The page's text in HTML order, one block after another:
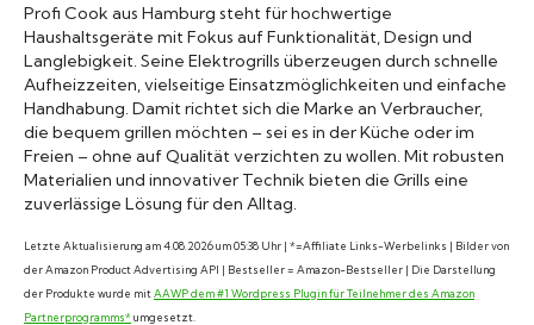
Profi Cook aus Hamburg steht für hochwertige
Haushaltsgeräte mit Fokus auf Funktionalität, Design und
Langlebigkeit. Seine Elektrogrills überzeugen durch schnelle
Aufheizzeiten, vielseitige Einsatzmöglichkeiten und einfache
Handhabung. Damit richtet sich die Marke an Verbraucher,
die bequem grillen möchten – sei es in der Küche oder im
Freien – ohne auf Qualität verzichten zu wollen. Mit robusten
Materialien und innovativer Technik bieten die Grills eine
zuverlässige Lösung für den Alltag.
Letzte Aktualisierung am 4.08.2026 um 05:38 Uhr | *=Affiliate Links-Werbelinks | Bilder von
der Amazon Product Advertising API | Bestseller = Amazon-Bestseller | Die Darstellung
der Produkte wurde mitAAWP dem #1 Wordpress Plugin für Teilnehmer des Amazon
Partnerprogramms*umgesetzt.